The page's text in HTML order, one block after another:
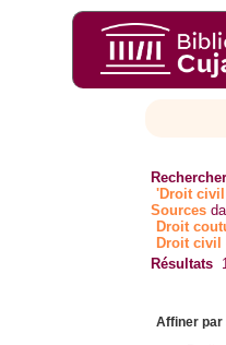
'Droit civil
Sources
Droit
Droit civil
Résultats
Affiner par